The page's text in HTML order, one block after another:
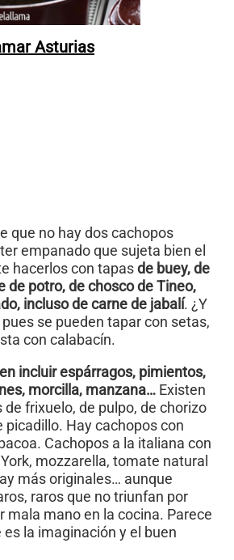
Asturias
que no hay dos cachopos
empanado que sujeta bien el
hacerlos con tapasde buey, de
de potro, de chosco de Tineo,
incluso de carne de jabalí. ¿Y
se pueden tapar con setas,
con calabacín.
incluir espárragos, pimientos,
morcilla, manzana… Existen
frixuelo, de pulpo, de chorizo
picadillo. Hay cachopos con
Cachopos a la italiana con
mozzarella, tomate natural
más originales… aunque
raros que no triunfan por
mala mano en la cocina. Parece
la imaginación y el buen